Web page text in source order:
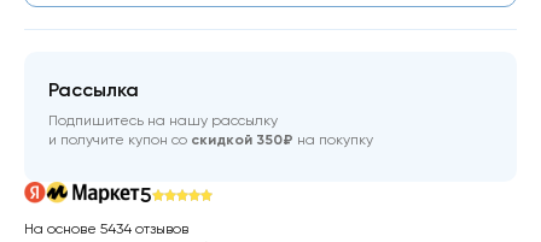
Рассылка
Подпишитесь на нашу рассылку
и получите купон со скидкой 350₽ на покупку
5
На основе 5434 отзывов